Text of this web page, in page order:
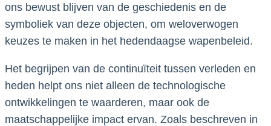
ons bewust blijven van de geschiedenis en de
symboliek van deze objecten, om weloverwogen
keuzes te maken in het hedendaagse wapenbeleid.
Het begrijpen van de continuïteit tussen verleden en
heden helpt ons niet alleen de technologische
ontwikkelingen te waarderen, maar ook de
maatschappelijke impact ervan. Zoals beschreven in